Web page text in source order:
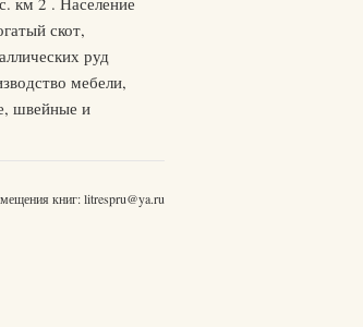
скот,
руд
мебели,
швейные и
книг:litrespru@ya.ru